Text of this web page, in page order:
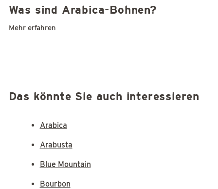
Was sind Arabica-Bohnen?
Mehr erfahren
Das könnte Sie auch interessieren
Arabica
Arabusta
Blue Mountain
Bourbon